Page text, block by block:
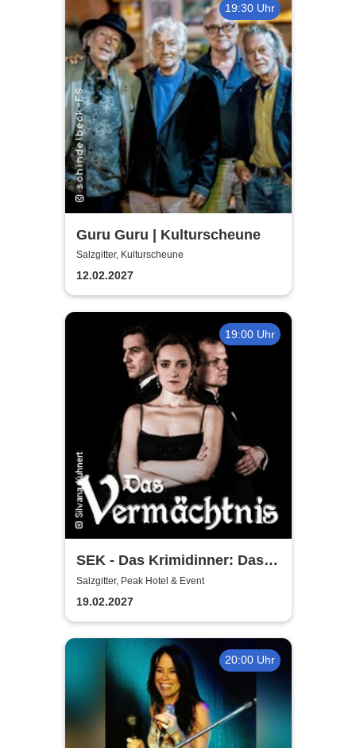
19:30 Uhr
Guru Guru | Kulturscheune
Salzgitter, Kulturscheune
12.02.2027
19:00 Uhr
SEK - Das Krimidinner: Das
Vermächtnis
Salzgitter, Peak Hotel & Event
19.02.2027
20:00 Uhr